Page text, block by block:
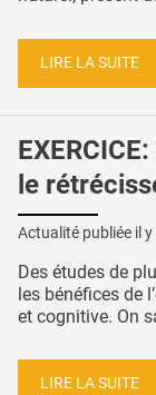
LIRE LA SUITE
le
Actualité publiée il y
Des études de
les bénéfices de
et cognitive. On
LIRE LA SUITE